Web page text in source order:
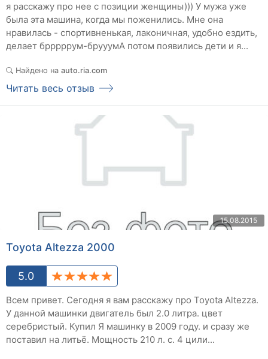
я расскажу про нее с позиции женщины))) У мужа уже
была эта машина, когда мы поженились. Мне она
нравилась - спортивненькая, лаконичная, удобно ездить,
делает брррррум-брууумА потом появились дети и я...
Найдено на auto.ria.com
Читать весь отзыв
15.08.2015
Toyota Altezza 2000
5.0
Всем привет. Сегодня я вам расскажу про Toyota Altezza.
У данной машинки двигатель был 2.0 литра. цвет
серебристый. Купил Я машинку в 2009 году. и сразу же
поставил на литьё. Мощность 210 л. с. 4 цили...